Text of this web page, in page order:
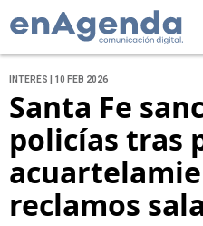
INTERÉS | 10 FEB 2026
Santa Fe
policías tras
reclamos